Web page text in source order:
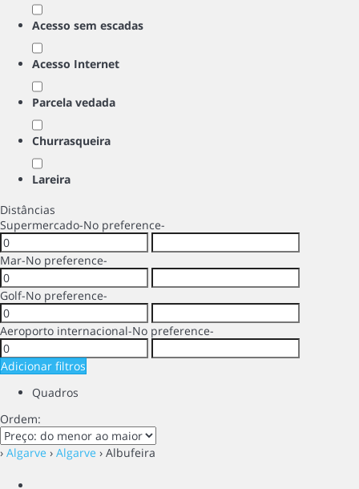
Acesso sem escadas
Acesso Internet
Parcela vedada
Churrasqueira
Lareira
Distâncias
Supermercado-No preference-
Mar-No preference-
Golf-No preference-
Aeroporto internacional-No preference-
Adicionar filtros
Quadros
Ordem:
› Algarve › Algarve › Albufeira